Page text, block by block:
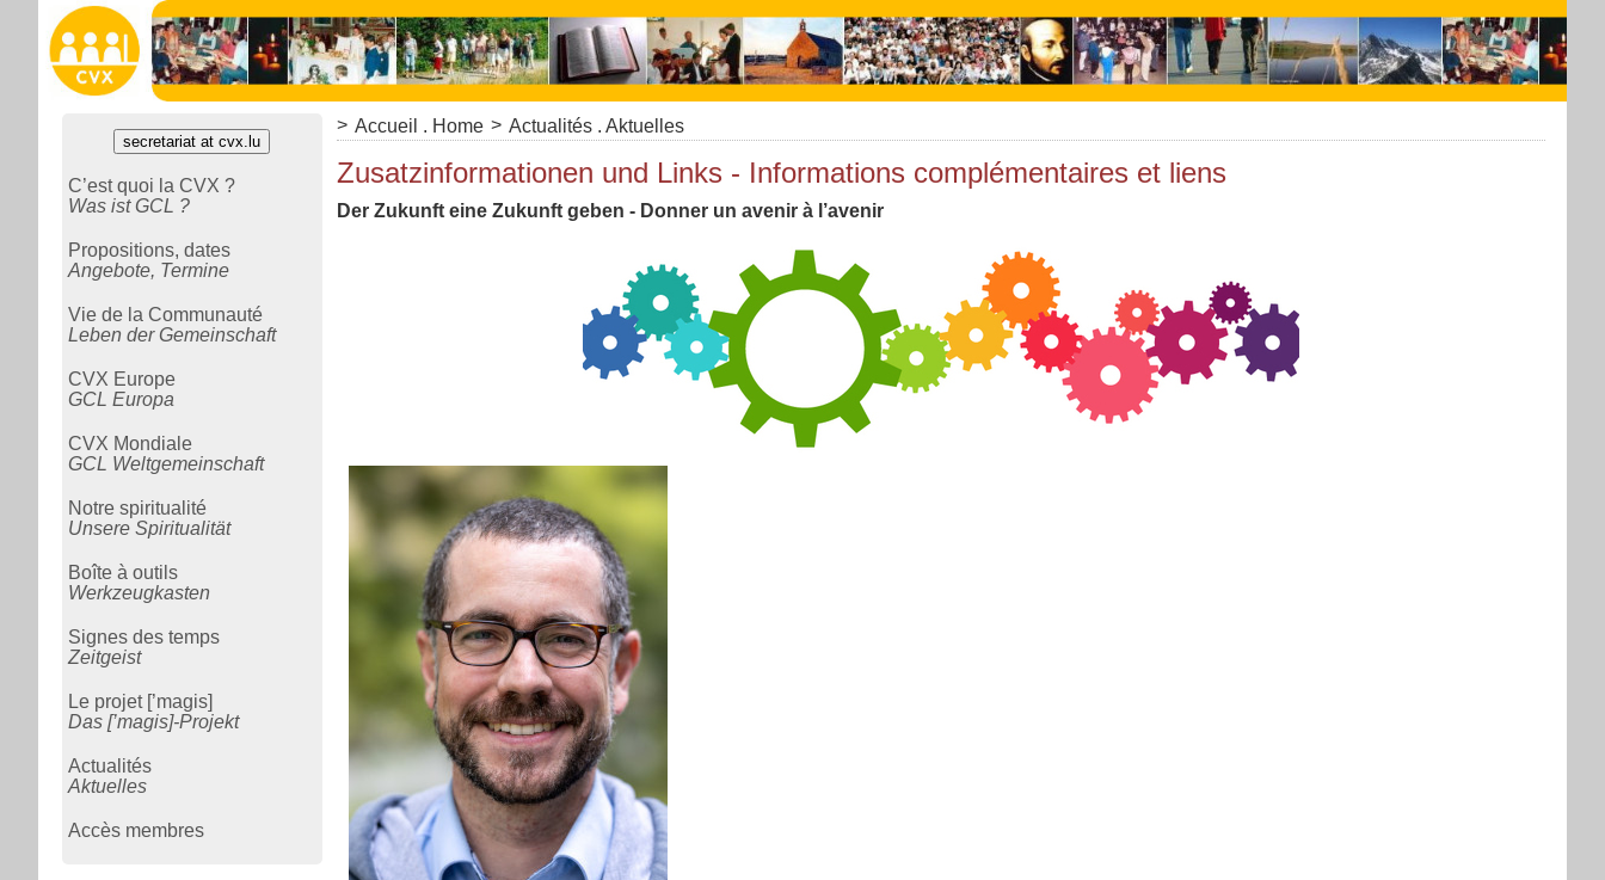
secretariat at cvx.lu
C’est quoi la CVX ?
Was ist GCL ?
Propositions, dates
Angebote, Termine
Vie de la Communauté
Leben der Gemeinschaft
CVX Europe
GCL Europa
CVX Mondiale
GCL Weltgemeinschaft
Notre spiritualité
Unsere Spiritualität
Boîte à outils
Werkzeugkasten
Signes des temps
Zeitgeist
Le projet [’magis]
Das [’magis]-Projekt
Actualités
Aktuelles
Accès membres
> Accueil . Home > Actualités . Aktuelles
Zusatzinformationen und Links - Informations complémentaires et liens
Der Zukunft eine Zukunft geben - Donner un avenir à l’avenir